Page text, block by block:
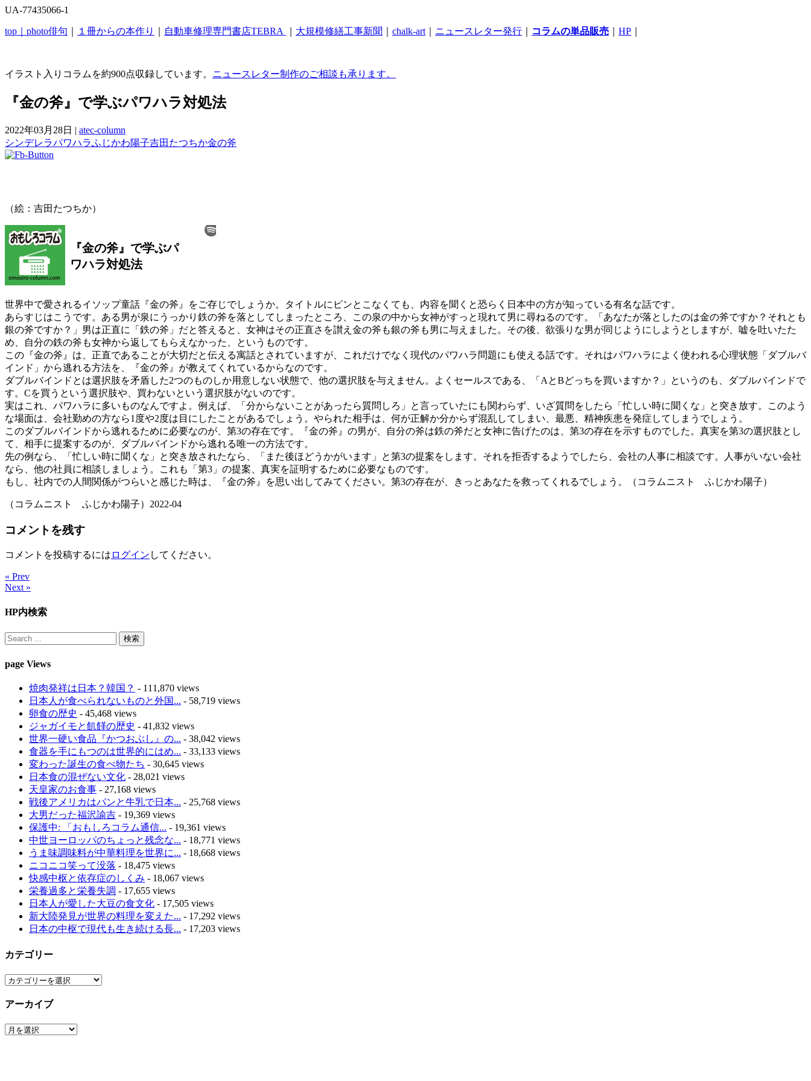
UA-77435066-1
top｜ photo俳句 １冊からの本作り 自動車修理専門書店TEBRA 大規模修繕工事新聞 chalk-art ニュースレター発行 コラムの単品販売 HP
イラスト入りコラムを約900点収録しています。 ニュースレター制作のご相談も承ります。
『金の斧』で学ぶパワハラ対処法
2022年03月28日 | atec-column
シンデレラパワハラふじかわ陽子吉田たつちか金の斧
（絵：吉田たつちか）
世界中で愛されるイソップ童話『金の斧』をご存じでしょうか。タイトルにピンとこなくても、内容を聞くと恐らく日本中の方が知っている有名な話です。
あらすじはこうです。ある男が泉にうっかり鉄の斧を落としてしまったところ、この泉の中から女神がすっと現れて男に尋ねるのです。「あなたが落としたのは金の斧ですか？それとも
銀の斧ですか？」男は正直に「鉄の斧」だと答えると、女神はその正直さを讃え金の斧も銀の斧も男に与えました。その後、欲張りな男が同じようにしようとしますが、嘘を吐いたた
め、自分の鉄の斧も女神から返してもらえなかった、というものです。
この『金の斧』は、正直であることが大切だと伝える寓話とされていますが、これだけでなく現代のパワハラ問題にも使える話です。それはパワハラによく使われる心理状態「ダブルバ
インド」から逃れる方法を、『金の斧』が教えてくれているからなのです。
ダブルバインドとは選択肢を矛盾した2つのものしか用意しない状態で、他の選択肢を与えません。よくセールスである、「AとBどっちを買いますか？」というのも、ダブルバインドで
す。Cを買うという選択肢や、買わないという選択肢がないのです。
実はこれ、パワハラに多いものなんですよ。例えば、「分からないことがあったら質問しろ」と言っていたにも関わらず、いざ質問をしたら「忙しい時に聞くな」と突き放す。このよう
な場面は、会社勤めの方なら1度や2度は目にしたことがあるでしょう。やられた相手は、何が正解か分からず混乱してしまい、最悪、精神疾患を発症してしまうでしょう。
このダブルバインドから逃れるために必要なのが、第3の存在です。『金の斧』の男が、自分の斧は鉄の斧だと女神に告げたのは、第3の存在を示すものでした。真実を第3の選択肢とし
て、相手に提案するのが、ダブルバインドから逃れる唯一の方法です。
先の例なら、「忙しい時に聞くな」と突き放されたなら、「また後ほどうかがいます」と第3の提案をします。それを拒否するようでしたら、会社の人事に相談です。人事がいない会社
なら、他の社員に相談しましょう。これも「第3」の提案、真実を証明するために必要なものです。
もし、社内での人間関係がつらいと感じた時は、『金の斧』を思い出してみてください。第3の存在が、きっとあなたを救ってくれるでしょう。（コラムニスト ふじかわ陽子）
（コラムニスト ふじかわ陽子）2022-04
コメントを残す
コメントを投稿するには ログイン してください。
« Prev
Next »
HP内検索
page Views
焼肉発祥は日本？韓国？ - 111,870 views
日本人が食べられないものと外国... - 58,719 views
卵食の歴史 - 45,468 views
ジャガイモと飢饉の歴史 - 41,832 views
世界一硬い食品『かつおぶし』の... - 38,042 views
食器を手にもつのは世界的にはめ... - 33,133 views
変わった誕生の食べ物たち - 30,645 views
日本食の混ぜない文化 - 28,021 views
天皇家のお食事 - 27,168 views
戦後アメリカはパンと牛乳で日本... - 25,768 views
大男だった福沢諭吉 - 19,369 views
保護中: 「おもしろコラム通信... - 19,361 views
中世ヨーロッパのちょっと残念な... - 18,771 views
うま味調味料が中華料理を世界に... - 18,668 views
ニコニコ笑って没落 - 18,475 views
快感中枢と依存症のしくみ - 18,067 views
栄養過多と栄養失調 - 17,655 views
日本人が愛した大豆の食文化 - 17,505 views
新大陸発見が世界の料理を変えた... - 17,292 views
日本の中枢で現代も生き続ける長... - 17,203 views
カテゴリー
カ
ゴ
ー
アーカイブ
ア